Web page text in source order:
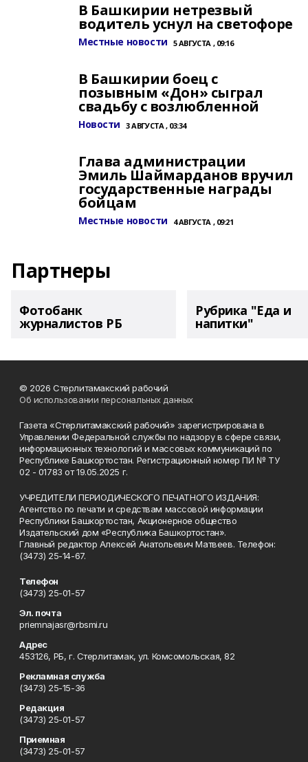
В Башкирии нетрезвый
водитель уснул на светофоре
Местные новости 5 АВГУСТА , 09:16
В Башкирии боец с
позывным «Дон» сыграл
свадьбу с возлюбленной
Новости 3 АВГУСТА , 03:34
Глава администрации
Эмиль Шаймарданов вручил
государственные награды
бойцам
Местные новости 4 АВГУСТА , 09:21
Партнеры
Фотобанк
журналистов РБ
Рубрика "Еда и
напитки"
© 2026 Стерлитамакский рабочий
Об использовании персональных данных
Газета «Стерлитамакский рабочий» зарегистрирована в
Управлении Федеральной службы по надзору в сфере связи,
информационных технологий и массовых коммуникаций по
Республике Башкортостан. Регистрационный номер ПИ № ТУ
02 - 01783 от 19.05.2025 г.
УЧРЕДИТЕЛИ ПЕРИОДИЧЕСКОГО ПЕЧАТНОГО ИЗДАНИЯ:
Агентство по печати и средствам массовой информации
Республики Башкортостан, Акционерное общество
Издательский дом «Республика Башкортостан».
Главный редактор Алексей Анатольевич Матвеев. Телефон:
(3473) 25-14-67.
Телефон
(3473) 25-01-57
Эл. почта
priemnajasr@rbsmi.ru
Адрес
453126, РБ, г. Стерлитамак, ул. Комсомольская, 82
Рекламная служба
(3473) 25-15-36
Редакция
(3473) 25-01-57
Приемная
(3473) 25-01-57